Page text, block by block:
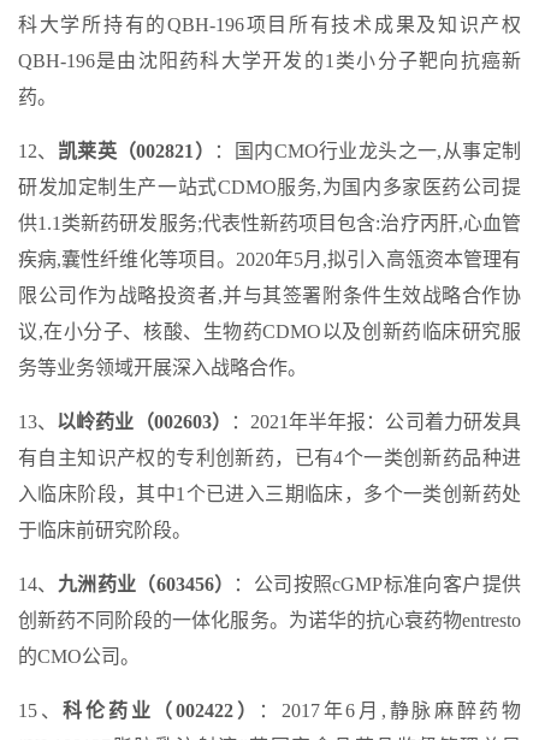
科大学所持有的QBH-196项目所有技术成果及知识产权
QBH-196是由沈阳药科大学开发的1类小分子靶向抗癌新
药。
12、 凯莱英（002821）
：国内CMO行业龙头之一,从事定制
研发加定制生产一站式CDMO服务,为国内多家医药公司提
供1.1类新药研发服务;代表性新药项目包含:治疗丙肝,心血管
疾病,囊性纤维化等项目。2020年5月,拟引入高瓴资本管理有
限公司作为战略投资者,并与其签署附条件生效战略合作协
议,在小分子、核酸、生物药CDMO以及创新药临床研究服
务等业务领域开展深入战略合作。
13、 以岭药业（002603）
：2021年半年报：公司着力研发具
有自主知识产权的专利创新药，已有4个一类创新药品种进
入临床阶段，其中1个已进入三期临床，多个一类创新药处
于临床前研究阶段。
14、 九洲药业（603456）
：公司按照cGMP标准向客户提供
创新药不同阶段的一体化服务。为诺华的抗心衰药物entresto
的CMO公司。
15、科伦药业（002422）
：2017年6月,静脉麻醉药物